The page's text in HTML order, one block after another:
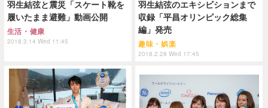
羽生結弦と震災「スケート靴を
履いたまま避難」動画公開
生活・健康
2018.3.14 Wed 11:45
羽生結弦のエキシビションまで
収録「平昌オリンピック総集
編」発売
趣味・娯楽
2018.2.28 Wed 17:45